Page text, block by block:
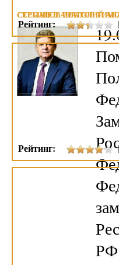
СЕРЫШЕВ АНАТОЛИЙ
СТЕПАНОВ ВИКТОР
Рейтинг: |
Рейтинг: